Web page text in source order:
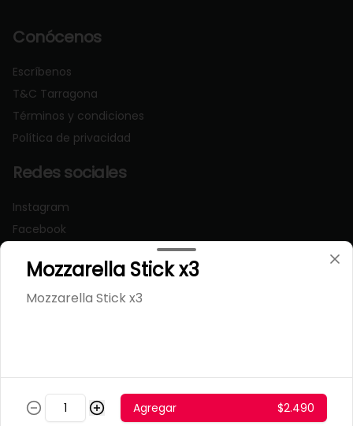
Conócenos
Escríbenos
T&C Tarragona
Términos y condiciones
Política de privacidad
Redes sociales
Instagram
Facebook
Mi cuenta
Pedir
Mozzarella Stick x3
Mozzarella Stick x3
Agregar $2.490